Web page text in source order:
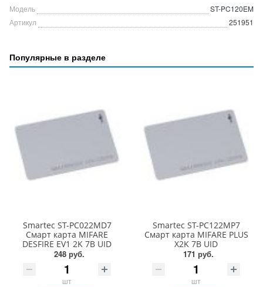
Модель
ST-PC120EM
Артикул
251951
Популярные в разделе
Smartec ST-PC022MD7
Cмарт карта MIFARE
DESFIRE EV1 2K 7B UID
248 руб.
шт
Smartec ST-PC122MP7
Cмарт карта MIFARE PLUS
X2K 7B UID
171 руб.
шт